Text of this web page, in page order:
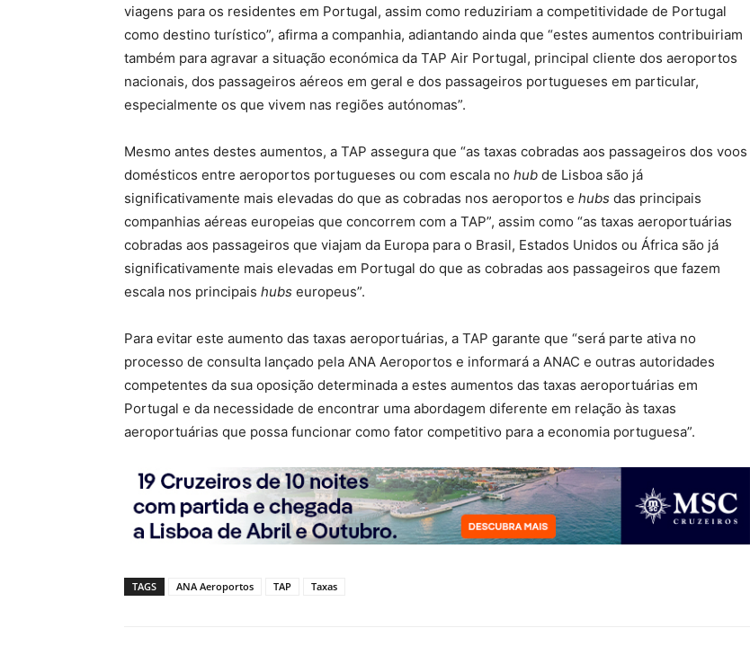
viagens para os residentes em Portugal, assim como reduziriam a competitividade de Portugal
como destino turístico”, afirma a companhia, adiantando ainda que “estes aumentos contribuiriam
também para agravar a situação económica da TAP Air Portugal, principal cliente dos aeroportos
nacionais, dos passageiros aéreos em geral e dos passageiros portugueses em particular,
especialmente os que vivem nas regiões autónomas”.
Mesmo antes destes aumentos, a TAP assegura que “as taxas cobradas aos passageiros dos voos
domésticos entre aeroportos portugueses ou com escala no hub de Lisboa são já
significativamente mais elevadas do que as cobradas nos aeroportos e hubs das principais
companhias aéreas europeias que concorrem com a TAP”, assim como “as taxas aeroportuárias
cobradas aos passageiros que viajam da Europa para o Brasil, Estados Unidos ou África são já
significativamente mais elevadas em Portugal do que as cobradas aos passageiros que fazem
escala nos principais hubs europeus”.
Para evitar este aumento das taxas aeroportuárias, a TAP garante que “será parte ativa no
processo de consulta lançado pela ANA Aeroportos e informará a ANAC e outras autoridades
competentes da sua oposição determinada a estes aumentos das taxas aeroportuárias em
Portugal e da necessidade de encontrar uma abordagem diferente em relação às taxas
aeroportuárias que possa funcionar como fator competitivo para a economia portuguesa”.
TAGS ANA Aeroportos TAP Taxas